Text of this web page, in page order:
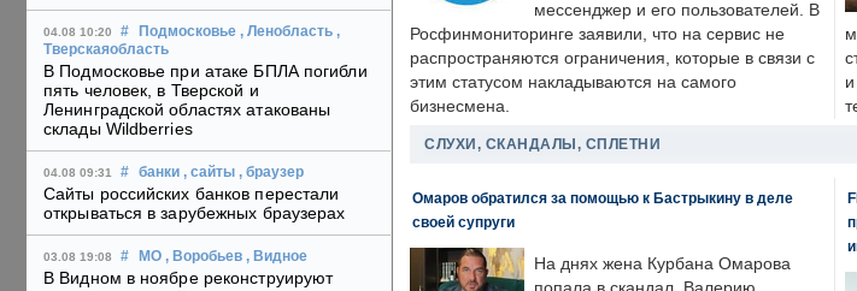
04.08 10:20 # Подмосковье , Ленобласть ,
Тверскаяобласть
В Подмосковье при атаке БПЛА погибли
пять человек, в Тверской и
Ленинградской областях атакованы
склады Wildberries
04.08 09:31 # банки , сайты , браузер
Сайты российских банков перестали
открываться в зарубежных браузерах
03.08 19:08 # МО , Воробьев , Видное
В Видном в ноябре реконструируют
мессенджер и его пользователей. В
Росфинмониторинге заявили, что на сервис не
распространяются ограничения, которые в связи с
этим статусом накладываются на самого
бизнесмена.
СЛУХИ, СКАНДАЛЫ, СПЛЕТНИ
Омаров обратился за помощью к Бастрыкину в деле
своей супруги
На днях жена Курбана Омарова